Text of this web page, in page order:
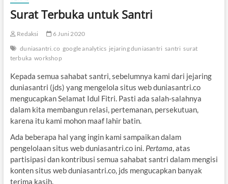
Surat Terbuka untuk Santri
Redaksi
6 Juni 2020
duniasantri.co google analytics jejaring duniasantri santri surat
terbuka workshop
Kepada semua sahabat santri, sebelumnya kami dari jejaring
duniasantri (jds) yang mengelola situs web duniasantri.co
mengucapkan Selamat Idul Fitri. Pasti ada salah-salahnya
dalam kita membangun relasi, pertemanan, persekutuan,
karena itu kami mohon maaf lahir batin.
Ada beberapa hal yang ingin kami sampaikan dalam
pengelolaan situs web duniasantri.co ini. Pertama, atas
partisipasi dan kontribusi semua sahabat santri dalam mengisi
konten situs web duniasantri.co, jds mengucapkan banyak
terima kasih.